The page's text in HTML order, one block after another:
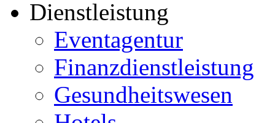
Dienstleistung
Eventagentur
Finanzdienstleistung
Gesundheitswesen